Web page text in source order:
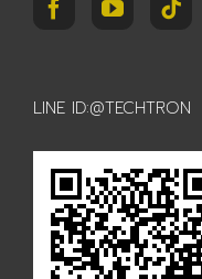
LINE ID:@TECHTRON